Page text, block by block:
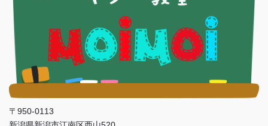
〒950-0113